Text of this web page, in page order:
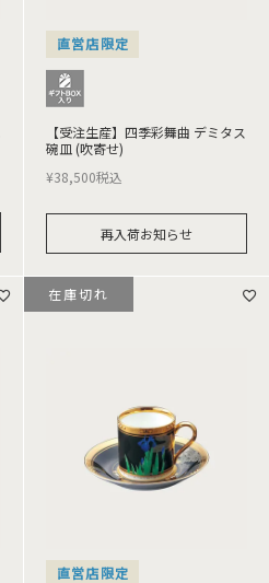
直営店限定
【受注生産】四季彩舞曲 デミタス
碗皿 (吹寄せ)
¥38,500税込
再入荷お知らせ
直営店限定
在庫切れ